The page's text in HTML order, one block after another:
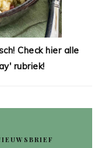
Check hier alle
rubriek!